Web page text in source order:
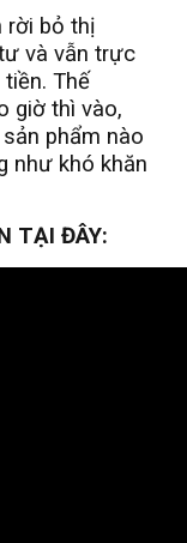
rời bỏ thị
và vẫn trực
Thế
giờ thì vào,
phẩm nào
như khó khăn
TẠI ĐÂY: